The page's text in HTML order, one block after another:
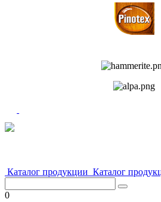
Каталог продукции Каталог
0